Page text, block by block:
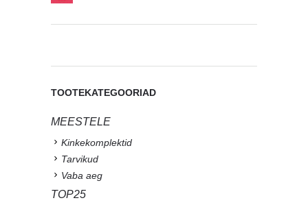
TOOTEKATEGOORIAD
MEESTELE
Kinkekomplektid
Tarvikud
Vaba aeg
TOP25